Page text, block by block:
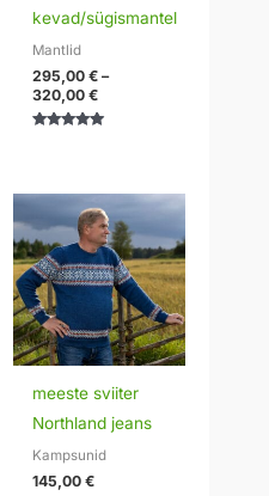
kevad/sügismantel
Mantlid
295,00€ –
320,00€
meeste sviiter
Northland jeans
Kampsunid
145,00€